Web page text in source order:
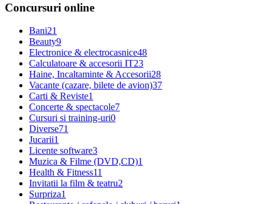
Concursuri online
Bani21
Beauty9
Electronice & electrocasnice48
Calculatoare & accesorii IT23
Haine, Incaltaminte & Accesorii28
Vacante (cazare, bilete de avion)37
Carti & Reviste1
Concerte & spectacole7
Cursuri si training-uri0
Diverse71
Jucarii1
Licente software3
Muzica & Filme (DVD,CD)1
Health & Fitness11
Invitatii la film & teatru2
Surpriza1